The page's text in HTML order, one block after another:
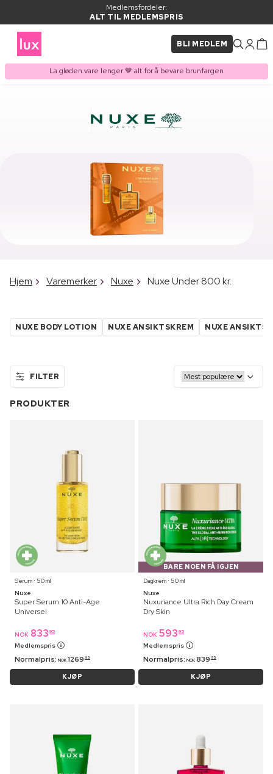
Medlemsfordeler:
ALT TIL MEDLEMSPRIS
BLI MEDLEM
La gløden vare lenger 🤎 alt for å bevare brunfargen
Hjem Varemerker Nuxe Nuxe Under 800 kr.
NUXE BODY LOTION NUXE ANSIKTSKREM NUXE
FILTER
PRODUKTER
Serum ⋅ 50 ml
Nuxe
Super Serum 10 Anti-Age
Universel
NOK 833 95
Medlemspris
Normalpris: NOK 1269 95
KJØP
BARE NOEN FÅ IGJEN
Dagkrem ⋅ 50 ml
Nuxe
Nuxuriance Ultra Rich Day Cream
Dry Skin
NOK 593 95
Medlemspris
Normalpris: NOK 839 95
KJØP